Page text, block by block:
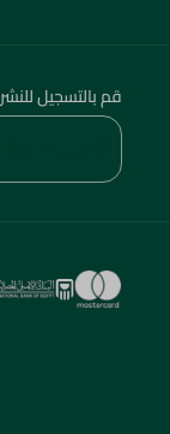
قم بالتسجيل